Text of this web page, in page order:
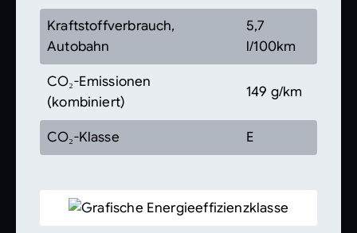
Kraftstoffverbrauch,
Autobahn
5,7
l/100km
CO₂-Emissionen
(kombiniert)
149 g/km
CO₂-Klasse E